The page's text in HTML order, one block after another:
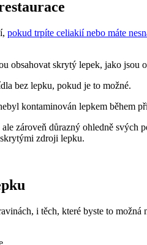
pokud trpíte celiakií nebo máte
obsahovat skrytý lepek, jako jsou
bez lepku, pokud je to možné.
kontaminován lepkem během
zároveň důrazný ohledně svých
skrytými zdroji lepku.
i těch, které byste to